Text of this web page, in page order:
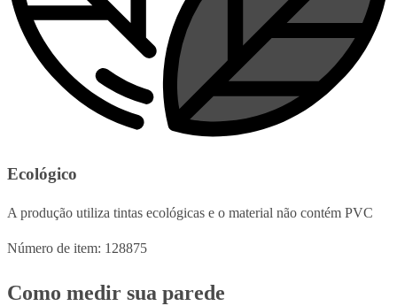
Ecológico
A produção utiliza tintas ecológicas e o material não contém PVC
Número de item: 128875
Como medir sua parede